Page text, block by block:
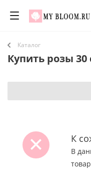
Каталог
Купить розы
К
В